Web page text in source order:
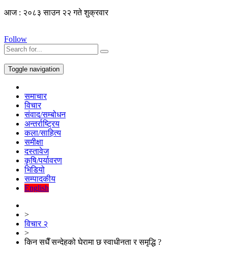
आज : २०८३ साउन २२ गते शुक्रवार
Follow
Toggle navigation
समाचार
विचार
संवाद/सम्बोधन
अन्तर्राष्ट्रिय
कला/साहित्य
समीक्षा
दस्तावेज
कृषि/पर्यावरण
भिडियो
सम्पादकीय
English
>
विचार २
>
किन सधैँ सन्देहको घेरामा छ स्वाधीनता र समृद्धि ?